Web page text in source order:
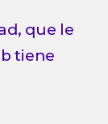
que le
tiene